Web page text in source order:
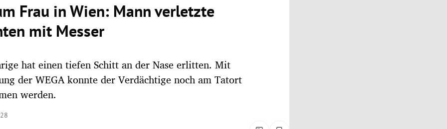
Frau in Wien: Mann verletzte
mit Messer
hat einen tiefen Schitt an der Nase erlitten. Mit
der WEGA konnte der Verdächtige noch am Tatort
werden.